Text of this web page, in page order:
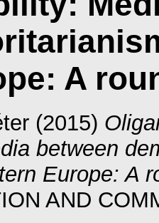
A
(2015)
between
Europe: A
AND